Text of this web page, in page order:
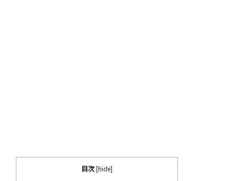
目次[hide]